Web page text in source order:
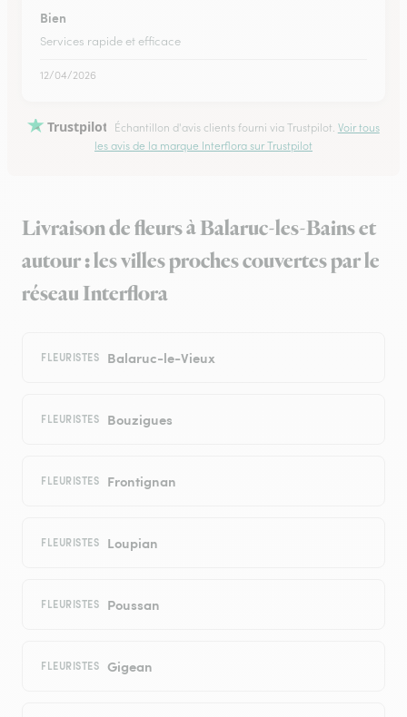
Bien
Services rapide et efficace
12/04/2026
Trustpilot Échantillon d'avis clients fourni via Trustpilot. Voir tous
les avis de la marque Interflora sur Trustpilot
Livraison de fleurs à Balaruc-les-Bains et
autour : les villes proches couvertes par le
réseau Interflora
FLEURISTES Balaruc-le-Vieux
FLEURISTES Bouzigues
FLEURISTES Frontignan
FLEURISTES Loupian
FLEURISTES Poussan
FLEURISTES Gigean